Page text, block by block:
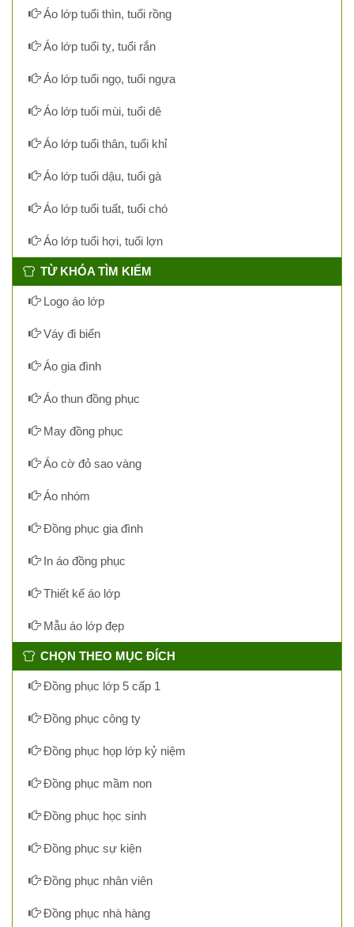
Áo lớp tuổi thìn, tuổi rồng
Áo lớp tuổi tỵ, tuổi rắn
Áo lớp tuổi ngọ, tuổi ngựa
Áo lớp tuổi mùi, tuổi dê
Áo lớp tuổi thân, tuổi khỉ
Áo lớp tuổi dậu, tuổi gà
Áo lớp tuổi tuất, tuổi chó
Áo lớp tuổi hợi, tuổi lợn
TỪ KHÓA TÌM KIẾM
Logo áo lớp
Váy đi biển
Áo gia đình
Áo thun đồng phục
May đồng phục
Áo cờ đỏ sao vàng
Áo nhóm
Đồng phục gia đình
In áo đồng phục
Thiết kế áo lớp
Mẫu áo lớp đẹp
CHỌN THEO MỤC ĐÍCH
Đồng phục lớp 5 cấp 1
Đồng phục công ty
Đồng phục họp lớp kỷ niệm
Đồng phục mầm non
Đồng phục học sinh
Đồng phục sự kiện
Đồng phục nhân viên
Đồng phục nhà hàng